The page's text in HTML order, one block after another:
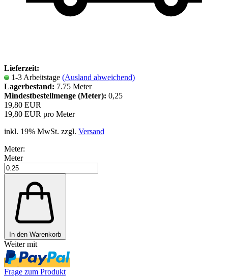
Lieferzeit:
1-3 Arbeitstage (Ausland abweichend)
Lagerbestand: 7.75 Meter
Mindestbestellmenge (Meter): 0,25
19,80 EUR
19,80 EUR pro Meter
inkl. 19% MwSt. zzgl. Versand
Meter:
Meter
In den Warenkorb
Weiter mit
Frage zum Produkt